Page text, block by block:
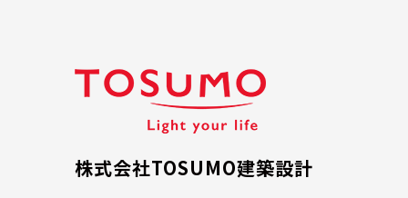
株式会社TOSUMO建築設計